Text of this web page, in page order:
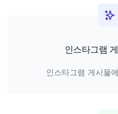
인스타그램
인스타그램 게시물